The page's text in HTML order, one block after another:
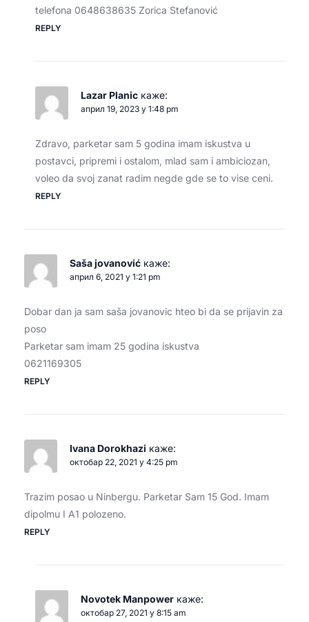
telefona 0648638635 Zorica Stefanović
REPLY
Lazar Planic каже:
април 19, 2023 у 1:48 pm
Zdravo, parketar sam 5 godina imam iskustva u
postavci, pripremi i ostalom, mlad sam i ambiciozan,
voleo da svoj zanat radim negde gde se to vise ceni.
REPLY
Saša jovanović каже:
април 6, 2021 у 1:21 pm
Dobar dan ja sam saša jovanovic hteo bi da se prijavin za
poso
Parketar sam imam 25 godina iskustva
0621169305
REPLY
Ivana Dorokhazi каже:
октобар 22, 2021 у 4:25 pm
Trazim posao u Ninbergu. Parketar Sam 15 God. Imam
dipolmu I A1 polozeno.
REPLY
Novotek Manpower каже:
октобар 27, 2021 у 8:15 am